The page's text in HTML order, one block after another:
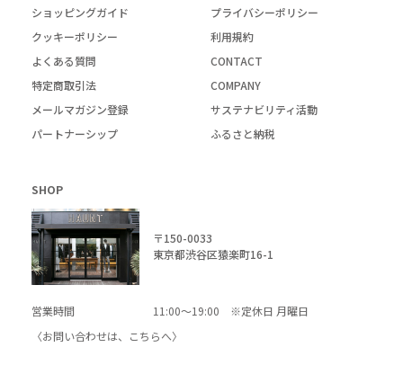
ショッピングガイド
プライバシーポリシー
クッキーポリシー
利用規約
よくある質問
CONTACT
特定商取引法
COMPANY
メールマガジン登録
サステナビリティ活動
パートナーシップ
ふるさと納税
SHOP
〒150-0033
東京都渋谷区猿楽町16-1
営業時間
11:00～19:00 ※定休日 月曜日
〈お問い合わせは、
こちらへ〉